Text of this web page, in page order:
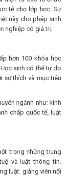
tế cho lớp học. Sự
này cho phép sinh
nghiệp có giá trị.
hơn 100 khóa học
sinh có thể tự do
sở thích và mục tiêu
ngành như: kinh
chấp quốc tế, luật
trong những trung
và luật thông tin.
luật: giảng viên nổi